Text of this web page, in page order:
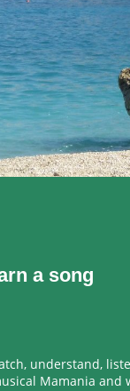
a song
understand,
Mamania and